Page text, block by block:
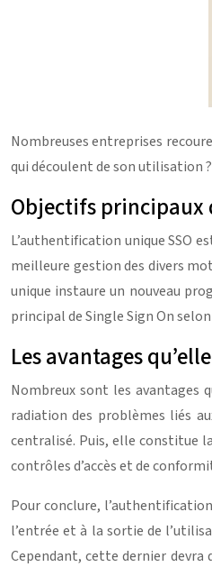
Nombreuses entreprises
qui découlent de son utilisation
Objectifs principaux
L’authentification unique SSO
meilleure gestion des divers
unique instaure un nouveau
principal de Single Sign On selon
Les avantages
Nombreux sont les avantages
radiation des problèmes liés
centralisé. Puis, elle constitue
contrôles d’accès et de
Pour conclure,
l’entrée et à la sortie de
Cependant, cette dernier devra